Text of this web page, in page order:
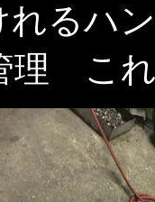
れるハ
理 こ